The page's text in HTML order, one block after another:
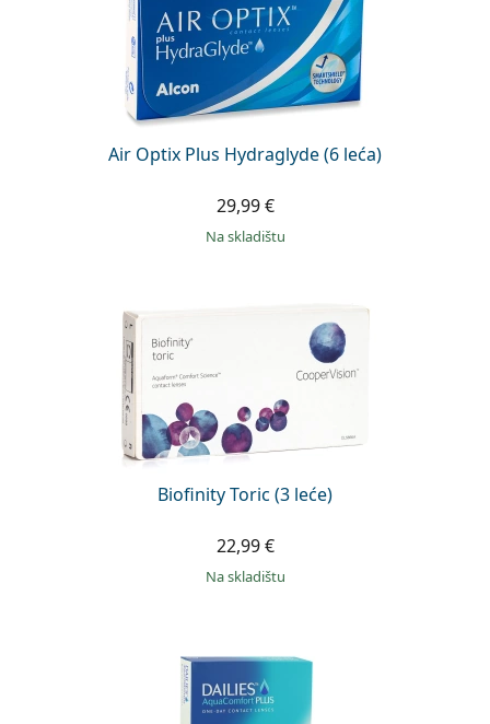
Air Optix Plus Hydraglyde (6 leća)
29,99 €
na skladištu
Biofinity Toric (3 leće)
22,99 €
na skladištu